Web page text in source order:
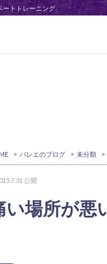
ートトレーニング
> バレエのブログ > 未分類 >
公開
い場所が悪